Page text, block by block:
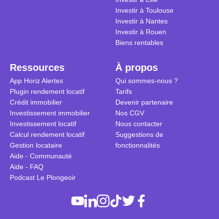
Investir à Toulouse
Investir à Nantes
Investir à Rouen
Biens rentables
Ressources
App Horiz Alertes
Plugin rendement locatif
Crédit immobilier
Investissement immobilier
Investissement locatif
Calcul rendement locatif
Gestion locataire
Aide - Communauté
Aide - FAQ
Podcast Le Plongeoir
À propos
Qui sommes-nous ?
Tarifs
Devenir partenaire
Nos CGV
Nous contacter
Suggestions de
fonctionnalités